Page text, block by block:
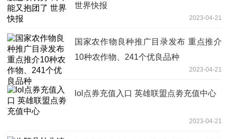
世界快报
2023-04-21
国家农作物良种推广目录发布 重点推介
10种农作物、241个优良品种
2023-04-21
lol点券充值入口 英雄联盟点劵充值中心
2023-04-21